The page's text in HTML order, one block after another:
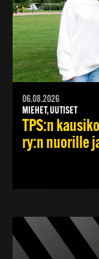
06.08.2026
MIEHET, UUTISET
TPS:n
ry:n nuorille